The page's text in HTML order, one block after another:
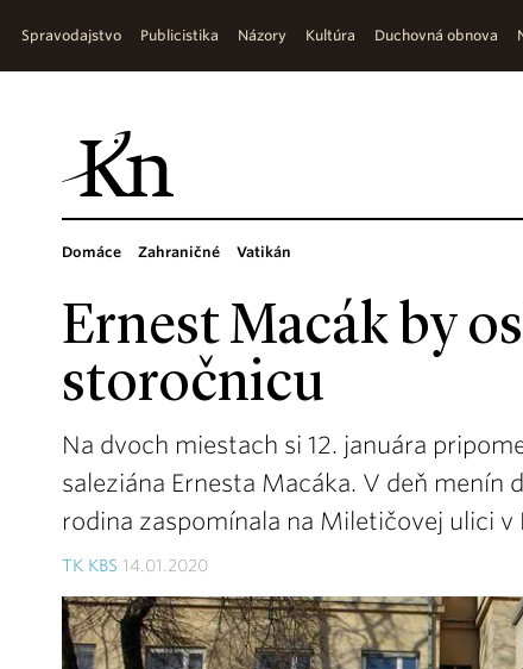
Spravodajstvo Publicistika Názory Kultúra Duchovná obnova
Domáce Zahraničné Vatikán
Ernest Macák by
storočnicu
Na dvoch miestach si 12. januára
saleziána Ernesta Macáka. V deň menín
rodina zaspomínala na Miletičovej ulici v
TK KBS 14.01.2020